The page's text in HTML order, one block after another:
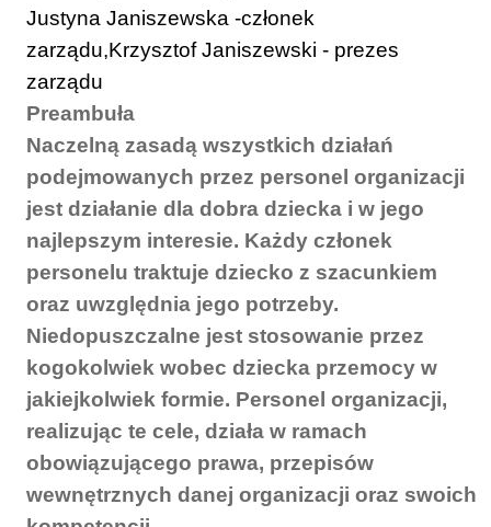
Justyna Janiszewska -członek
zarządu,Krzysztof Janiszewski - prezes
zarządu
Preambuła
Naczelną zasadą wszystkich działań
podejmowanych przez personel organizacji
jest działanie dla dobra dziecka i w jego
najlepszym interesie. Każdy członek
personelu traktuje dziecko z szacunkiem
oraz uwzględnia jego potrzeby.
Niedopuszczalne jest stosowanie przez
kogokolwiek wobec dziecka przemocy w
jakiejkolwiek formie. Personel organizacji,
realizując te cele, działa w ramach
obowiązującego prawa, przepisów
wewnętrznych danej organizacji oraz swoich